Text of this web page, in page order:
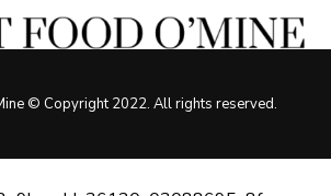
© Copyright 2022. All rights reserved.